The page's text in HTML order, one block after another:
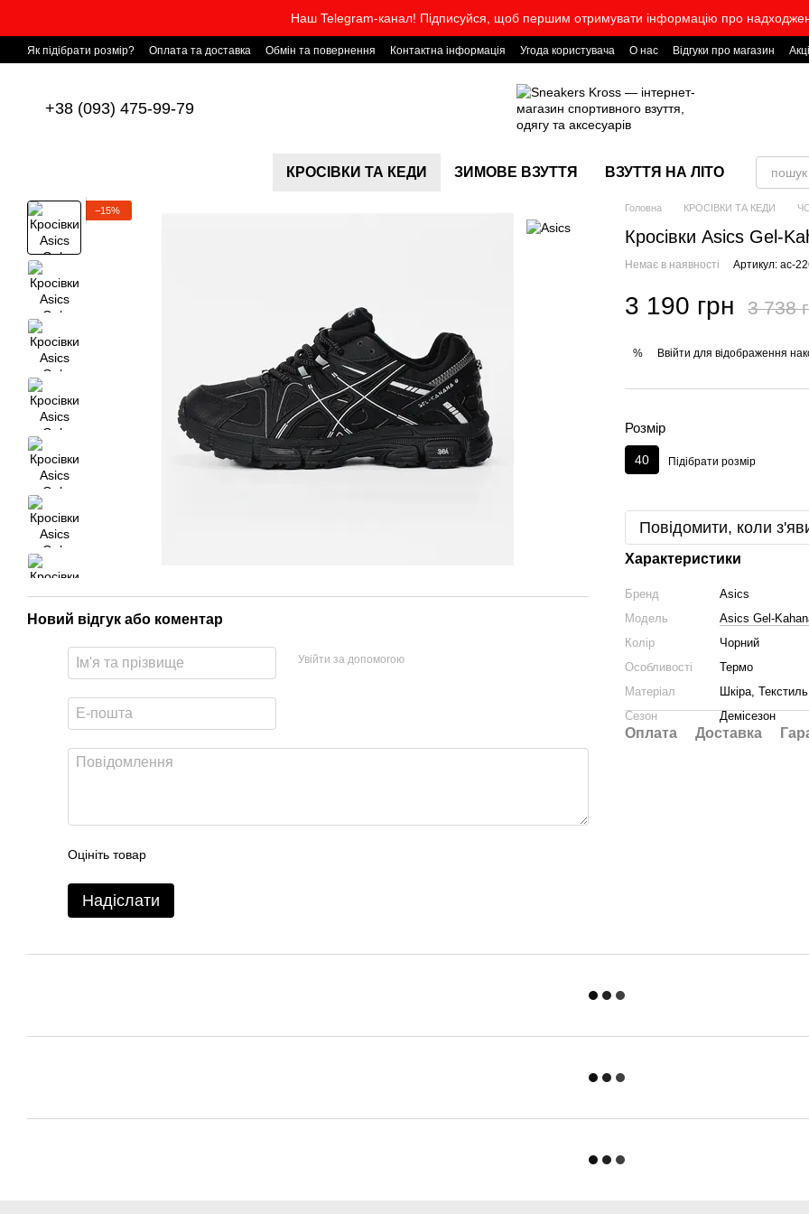
Наш Telegram-канал! Підписуйся, щоб першим отримувати інформацію про
Як підібрати розмір? Оплата та доставка Обмін та повернення Контактна інформація Угода користувача О нас Відгуки про магазин
+38 (093) 475-99-79
КРОСІВКИ ТА КЕДИ ЗИМОВЕ ВЗУТТЯ ВЗУТТЯ НА ЛІТО
−15%
Новий відгук або коментар
Увійти за допомогою
Оцініть товар
Надіслати
Головна КРОСІВКИ ТА КЕДИ
Кросівки Asics Gel-
Немає в наявності Артикул: ac-
3 190 грн 3 738
% Ввійти для відображення
Розмір
40 Підібрати розмір
Повідомити, коли
Характеристики
Бренд
Asics
Модель
Asics Gel-
Колір
Чорний
Особливості
Термо
Матеріал
Шкіра, Текстиль
Сезон
Демісезон
Оплата Доставка